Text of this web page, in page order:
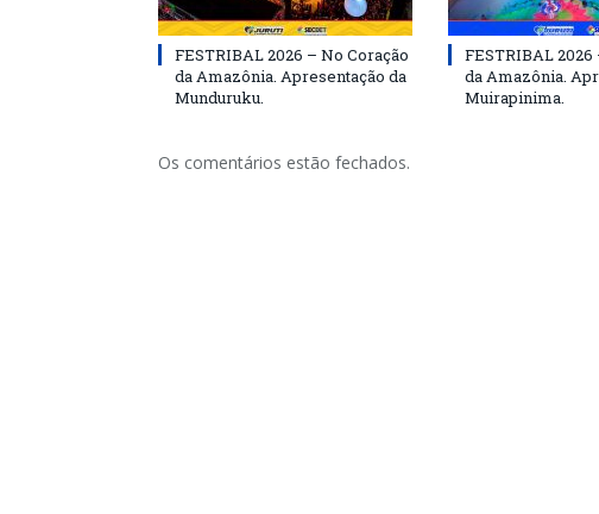
FESTRIBAL 2026 – No Coração
da Amazônia. Apresentação da
Munduruku.
FESTRIBAL
da Amazônia.
Muirapinima.
Os comentários estão fechados.